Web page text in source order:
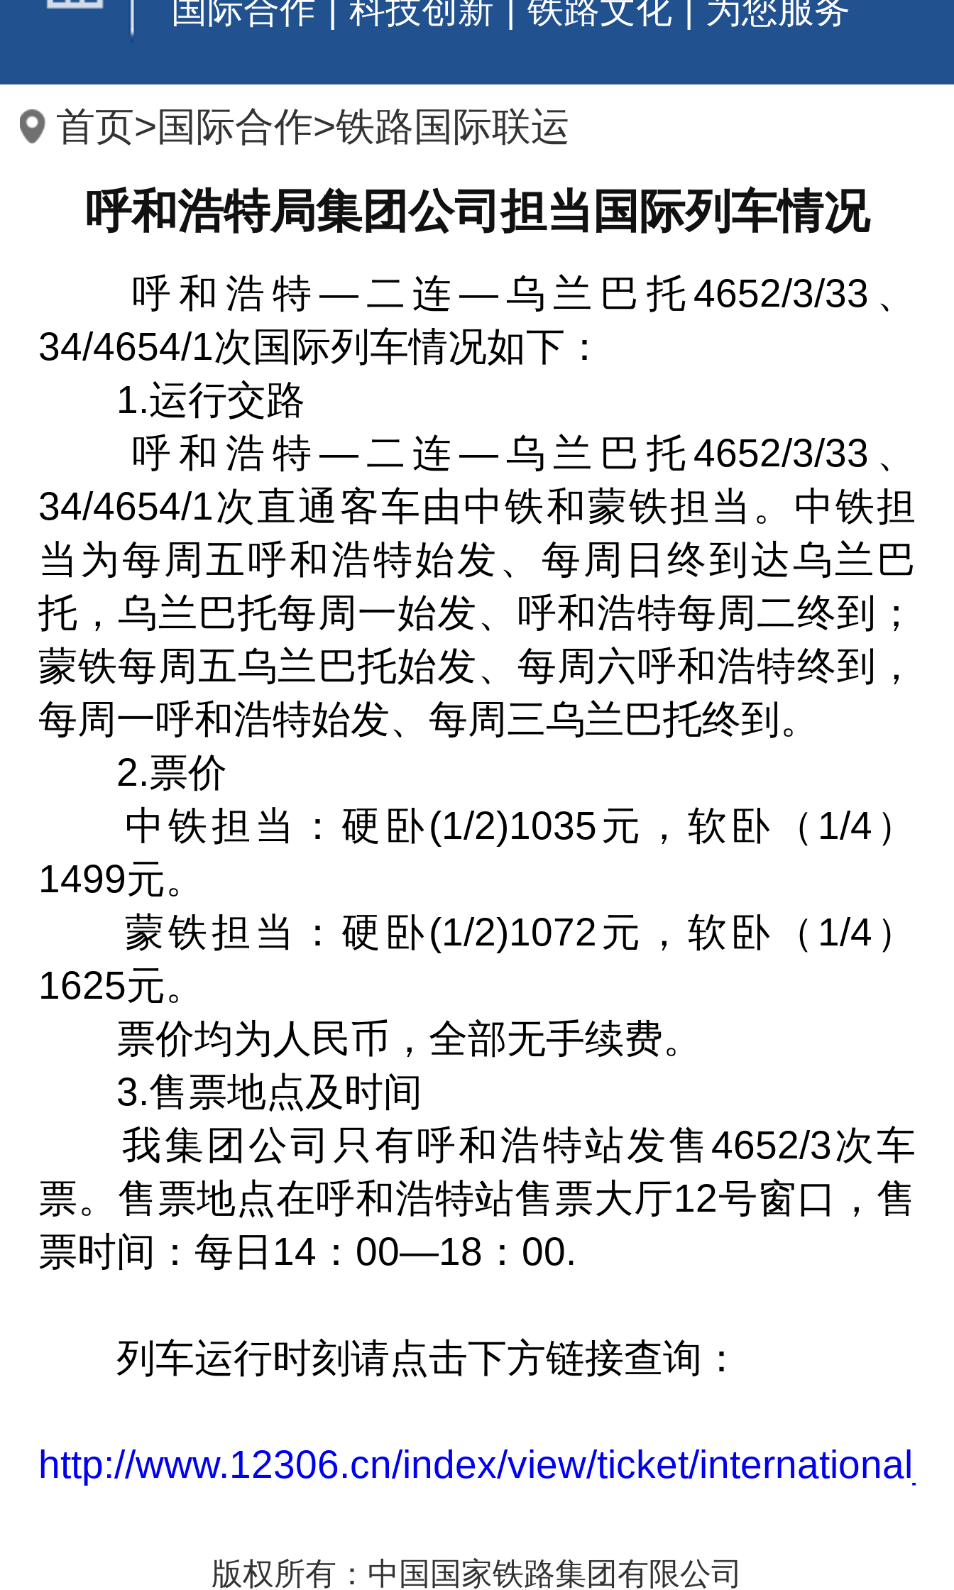
国际合作 科技创新 铁路文化 为您服务
首页>国际合作>铁路国际联运
呼和浩特局集团公司担当国际列车情况
呼和浩特—二连—乌兰巴托4652/3/33、
34/4654/1次国际列车情况如下：
1.运行交路
呼和浩特—二连—乌兰巴托4652/3/33、
34/4654/1次直通客车由中铁和蒙铁担当。中铁担
当为每周五呼和浩特始发、每周日终到达乌兰巴
托，乌兰巴托每周一始发、呼和浩特每周二终到；
蒙铁每周五乌兰巴托始发、每周六呼和浩特终到，
每周一呼和浩特始发、每周三乌兰巴托终到。
2.票价
中铁担当：硬卧(1/2)1035元，软卧（1/4）
1499元。
蒙铁担当：硬卧(1/2)1072元，软卧（1/4）
1625元。
票价均为人民币，全部无手续费。
3.售票地点及时间
我集团公司只有呼和浩特站发售4652/3次车
票。售票地点在呼和浩特站售票大厅12号窗口，售
票时间：每日14：00—18：00.
列车运行时刻请点击下方链接查询：
http://www.12306.cn/index/view/ticket/
版权所有：中国国家铁路集团有限公司